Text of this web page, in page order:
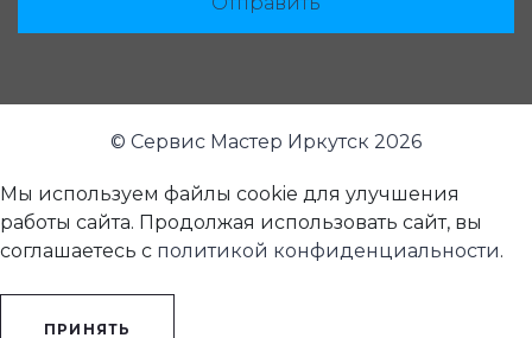
© Сервис Мастер Иркутск 2026
Мы используем файлы cookie для улучшения
работы сайта. Продолжая использовать сайт, вы
соглашаетесь с политикой конфиденциальности.
ПРИНЯТЬ